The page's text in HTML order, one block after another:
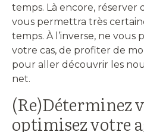
temps. Là encore, réserver
vous permettra très
temps. À l’inverse, ne vous
votre cas, de profiter de
pour aller découvrir les
net.
(Re)Déterminez
optimisez votre